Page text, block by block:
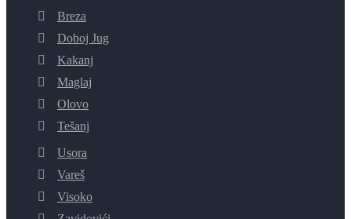
Breza
Doboj Jug
Kakanj
Maglaj
Olovo
Tešanj
Usora
Vareš
Visoko